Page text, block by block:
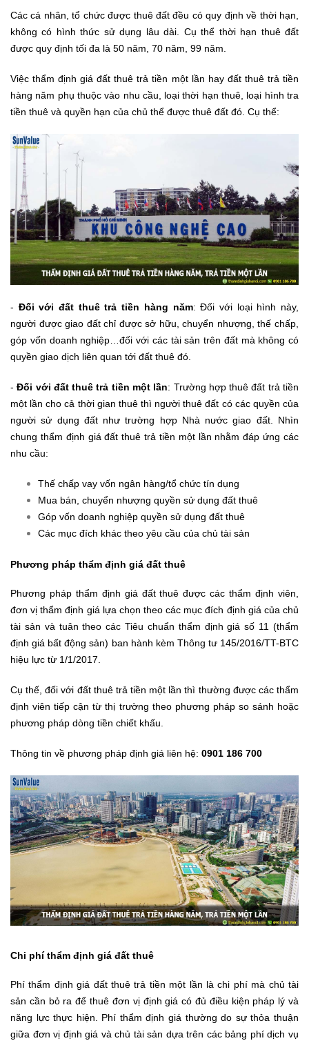
Các cá nhân, tổ chức được thuê đất đều có quy định về thời hạn,
không có hình thức sử dụng lâu dài. Cụ thể thời hạn thuê đất
được quy định tối đa là 50 năm, 70 năm, 99 năm.
Việc thẩm định giá đất thuê trả tiền một lần hay đất thuê trả tiền
hàng năm phụ thuộc vào nhu cầu, loại thời hạn thuê, loại hình tra
tiền thuê và quyền hạn của chủ thể được thuê đất đó. Cụ thể:
- Đối với đất thuê trả tiền hàng năm: Đối với loại hình này,
người được giao đất chỉ được sở hữu, chuyển nhượng, thế chấp,
góp vốn doanh nghiệp…đối với các tài sản trên đất mà không có
quyền giao dịch liên quan tới đất thuê đó.
-Đối với đất thuê trả tiền một lần: Trường hợp thuê đất trả tiền
một lần cho cả thời gian thuê thì người thuê đất có các quyền của
người sử dụng đất như trường hợp Nhà nước giao đất. Nhìn
chung thẩm định giá đất thuê trả tiền một lần nhằm đáp ứng các
nhu cầu:
Thế chấp vay vốn ngân hàng/tổ chức tín dụng
Mua bán, chuyển nhượng quyền sử dụng đất thuê
Góp vốn doanh nghiệp quyền sử dụng đất thuê
Các mục đích khác theo yêu cầu của chủ tài sản
Phương pháp thẩm định giá đất thuê
Phương pháp thẩm định giá đất thuê được các thẩm định viên,
đơn vị thẩm định giá lựa chọn theo các mục đích định giá của chủ
tài sản và tuân theo các Tiêu chuẩn thẩm định giá số 11 (thẩm
định giá bất động sản) ban hành kèm Thông tư 145/2016/TT-BTC
hiệu lực từ 1/1/2017.
Cụ thế, đối với đất thuê trả tiền một lần thì thường được các thẩm
định viên tiếp cận từ thị trường theo phương pháp so sánh hoặc
phương pháp dòng tiền chiết khấu.
Thông tin về phương pháp định giá liên hệ: 0901 186 700
Chi phí thẩm định giá đất thuê
Phí thẩm định giá đất thuê trả tiền một lần là chi phí mà chủ tài
sản cần bỏ ra để thuê đơn vị định giá có đủ điều kiện pháp lý và
năng lực thực hiện. Phí thẩm định giá thường do sự thỏa thuận
giữa đơn vị định giá và chủ tài sản dựa trên các bảng phí dịch vụ